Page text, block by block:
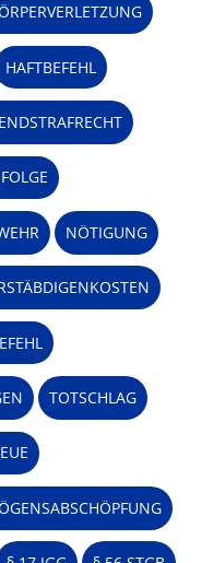
HAFTBEFEHL
NÖTIGUNG
TOTSCHLAG